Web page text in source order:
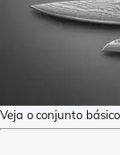
Veja o conjunto básico